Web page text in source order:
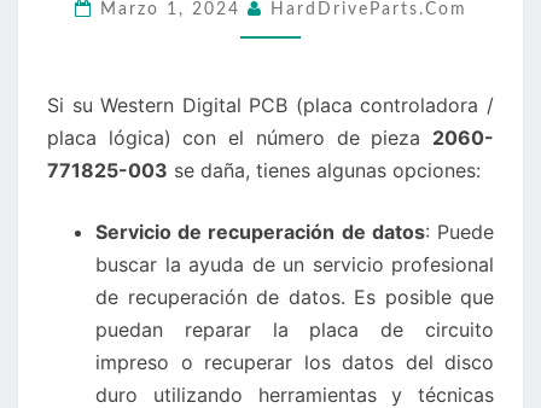
771825-
DISCO
DURO
WD
DAÑA?
Marzo 1, 2024 HardDriveParts.com
Si su Western Digital PCB (placa controladora /
placa lógica) con el número de pieza 2060-
771825-003 se daña, tienes algunas opciones:
Servicio de recuperación de datos: Puede
buscar la ayuda de un servicio profesional
de recuperación de datos. Es posible que
puedan reparar la placa de circuito
impreso o recuperar los datos del disco
duro utilizando herramientas y técnicas